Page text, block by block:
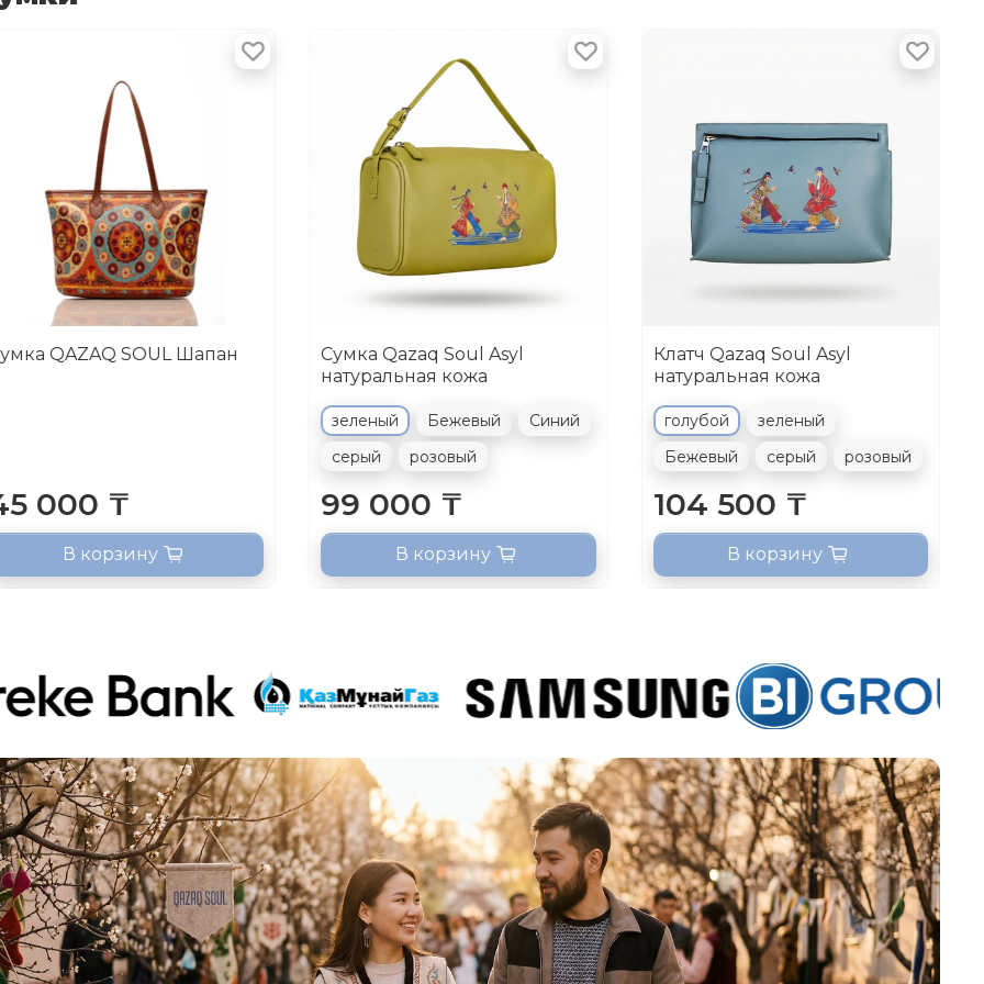
QAZAQ SOUL Шапан
000 ₸
В корзину
Сумка Qazaq Soul Asyl
натуральная кожа
зеленый Бежевый
Синий
серый
розовый
99 000 ₸
В корзину
Клатч Qazaq Soul Asyl
натуральная кожа
голубой
зеленый
Бежевый
серый розовый
104 500 ₸
В корзину